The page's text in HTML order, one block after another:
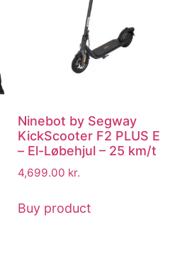
Ninebot by Segway
KickScooter F2 PLUS E
– El-Løbehjul – 25 km/t
4,699.00 kr.
Buy product